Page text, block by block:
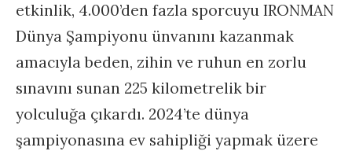
etkinlik, 4.000’den fazla sporcuyu IRONMAN
Dünya Şampiyonu ünvanını kazanmak
amacıyla beden, zihin ve ruhun en zorlu
sınavını sunan 225 kilometrelik bir
yolculuğa çıkardı. 2024’te dünya
şampiyonasına ev sahipliği yapmak üzere